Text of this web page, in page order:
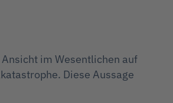
im Wesentlichen auf
Diese Aussage